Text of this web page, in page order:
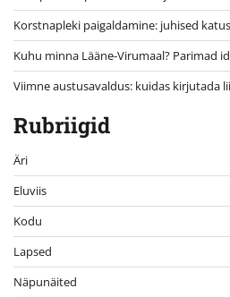
Korstnapleki paigaldamine: juhised
Kuhu minna Lääne-Virumaal? Parimad
Viimne austusavaldus: kuidas kirjutada
Rubriigid
Äri
Eluviis
Kodu
Lapsed
Näpunäited